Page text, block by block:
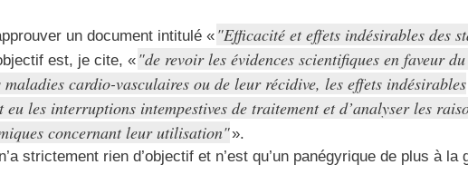
un document intitulé « Efficacité et effets indésirables des
est, je cite, « de revoir les évidences scientifiques en faveur
cardio-vasculaires ou de leur récidive, les effets indésirables
eu les interruptions intempestives de traitement et d’analyser les
concernant leur utilisation ».
strictement rien d’objectif et n’est qu’un panégyrique de plus à la